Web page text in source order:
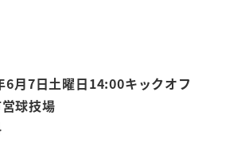
6月7日土曜日14:00キックオフ
球技場